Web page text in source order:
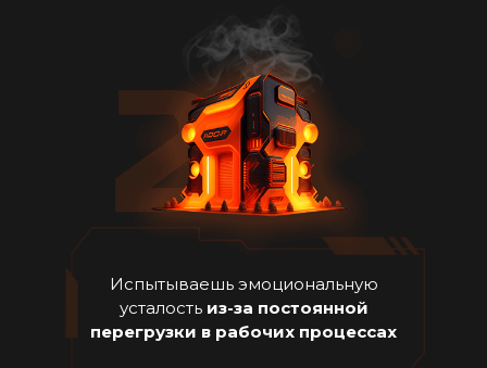
Испытываешь эмоциональную
усталость из-за постоянной
перегрузки в рабочих процессах